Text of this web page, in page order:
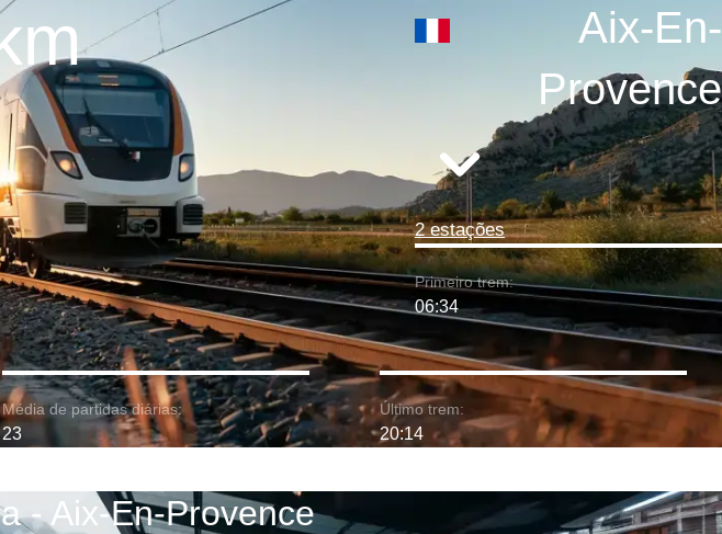
Aix-En-
Provence
2 estações
Primeiro trem:
06:34
Média de partidas diárias:
23
Último trem:
20:14
- Aix-En-Provence